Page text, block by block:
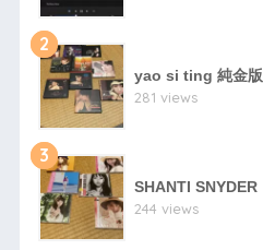
2
yao si ting 純金版
281 views
3
SHANTI SNYDER
244 views